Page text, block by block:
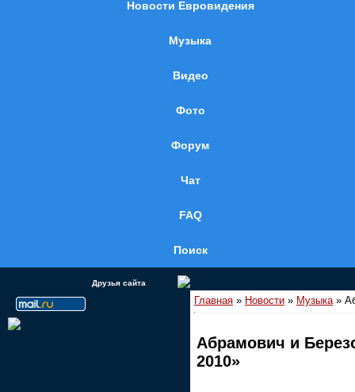
Новости Евровидения
Музыка
Видео
Фото
Форум
Чат
FAQ
Поиск
Друзья сайта
Главная » Новости » Музыка»
Абрамович и
2010»